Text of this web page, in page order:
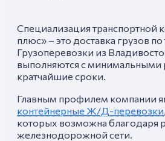
Специализация транспортной
плюс» – это доставка грузов
Грузоперевозки из
выполняются с минимальными
кратчайшие сроки.
Главным профилем компании
контейнерные Ж/Д-перевозки
которых возможна благодаря
железнодорожной сети.